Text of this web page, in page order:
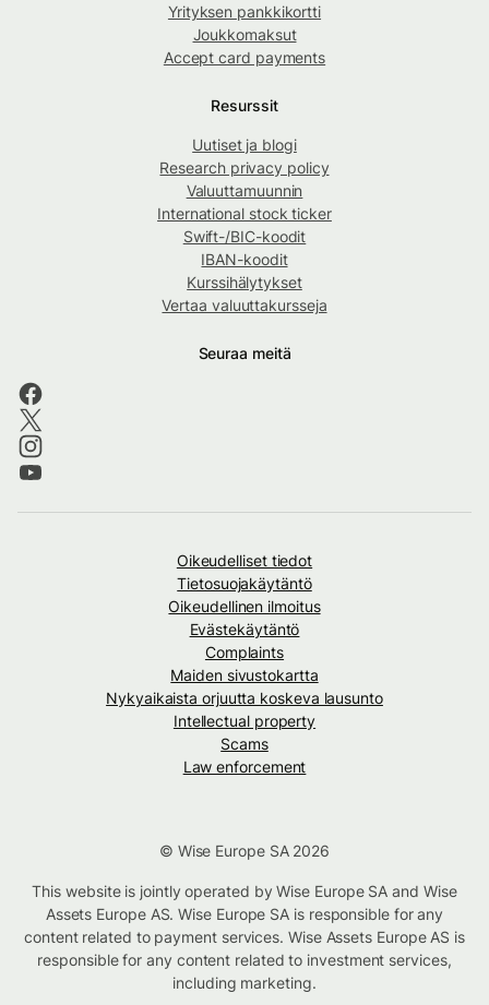
Yrityksen pankkikortti
Joukkomaksut
Accept card payments
Resurssit
Uutiset ja blogi
Research privacy policy
Valuuttamuunnin
International stock ticker
Swift-/BIC-koodit
IBAN-koodit
Kurssihälytykset
Vertaa valuuttakursseja
Seuraa meitä
Oikeudelliset tiedot
Tietosuojakäytäntö
Oikeudellinen ilmoitus
Evästekäytäntö
Complaints
Maiden sivustokartta
Nykyaikaista orjuutta koskeva lausunto
Intellectual property
Scams
Law enforcement
© Wise Europe SA 2026
This website is jointly operated by Wise Europe SA and Wise
Assets Europe AS. Wise Europe SA is responsible for any
content related to payment services. Wise Assets Europe AS is
responsible for any content related to investment services,
including marketing.